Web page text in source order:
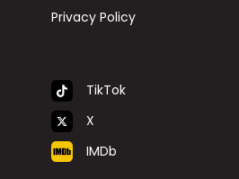
Privacy Policy
TikTok
X
IMDb